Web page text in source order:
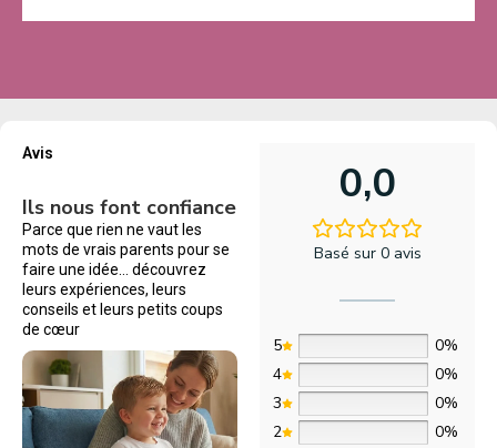
Avis
Ils nous font confiance
Parce que rien ne vaut les
mots de vrais parents pour se
faire une idée… découvrez
leurs expériences, leurs
conseils et leurs petits coups
de cœur
0,0
Basé sur 0 avis
5
0%
4
0%
3
0%
2
0%